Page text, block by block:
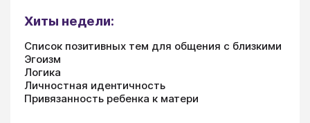
Хиты недели:
Список позитивных тем для общения с близкими
Эгоизм
Логика
Личностная идентичность
Привязанность ребенка к матери